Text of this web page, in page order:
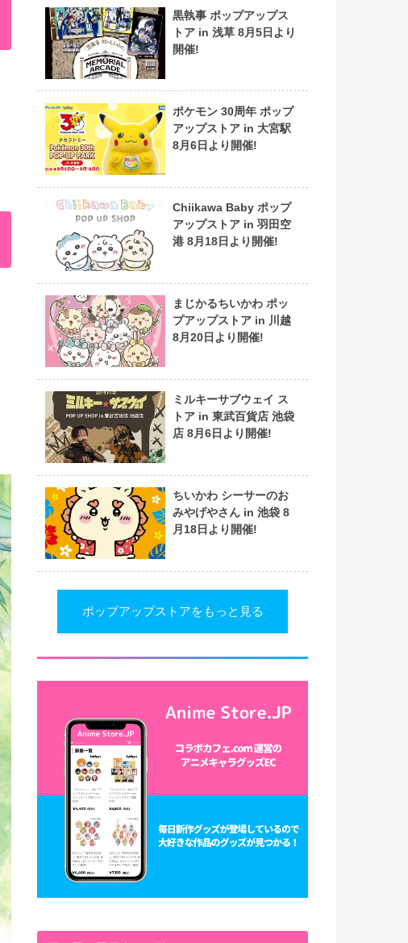
黒執事 ポップアップス
トア in 浅草 8月5日より
開催!
ポケモン 30周年 ポップ
アップストア in 大宮駅
8月6日より開催!
Chiikawa Baby ポップ
アップストア in 羽田空
港 8月18日より開催!
まじかるちいかわ ポッ
プアップストア in 川越
8月20日より開催!
ミルキーサブウェイ ス
トア in 東武百貨店 池袋
店 8月6日より開催!
ちいかわ シーサーのお
みやげやさん in 池袋 8
月18日より開催!
ポップアップストアをもっと見る